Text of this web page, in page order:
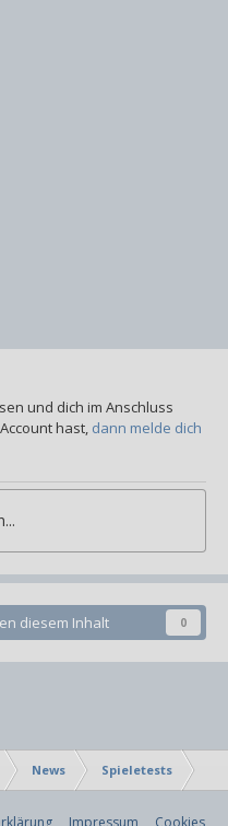
und dich im Anschluss
hast, dann melde dich
diesem Inhalt 0
News Spieletests
Impressum Cookies